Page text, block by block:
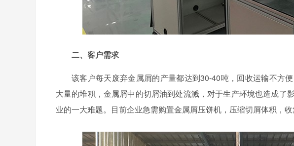
二、客户需求
该客户每天废弃金属屑的产量都达到30-40吨，回收运输不方
大量的堆积，金属屑中的切屑油到处流溅，对于生产环境也造成了
业的一大难题。目前企业急需购置金属屑压饼机，压缩切屑体积，